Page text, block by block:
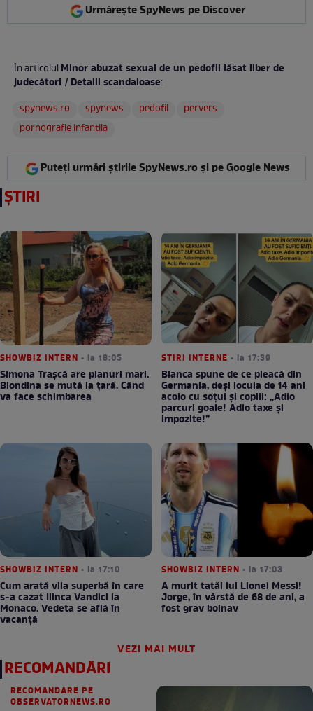
Urmărește SpyNews pe Discover
În articolulMinor abuzat sexual de un pedofil lăsat liber de
judecători / Detalii scandaloase:
spynews.ro
spynews pedofil
pervers
pornografie infantila
Puteți urmări știrile SpyNews.ro și pe Google News
ȘTIRI
SHOWBIZ INTERN • la 18:05
Simona Trașcă are planuri mari.
Blondina se mută la țară. Când
va face schimbarea
STIRI INTERNE • la 17:39
Bianca spune de ce pleacă din
Germania, deși locuia de 14 ani
acolo cu soțul și copiii: „Adio
parcuri goale! Adio taxe și
impozite!”
SHOWBIZ INTERN • la 17:10
Cum arată vila superbă în care
s-a cazat Ilinca Vandici la
Monaco. Vedeta se află în
vacanță
SHOWBIZ INTERN • la 17:03
A murit tatăl lui Lionel Messi!
Jorge, în vârstă de 68 de ani, a
fost grav bolnav
VEZI MAI MULT
RECOMANDĂRI
RECOMANDARE PE
OBSERVATORNEWS.RO